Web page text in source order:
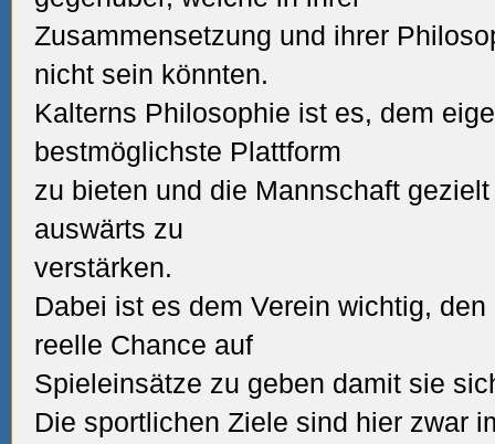
Zusammensetzung und ihrer
nicht sein könnten.
Kalterns Philosophie ist es, dem
bestmöglichste Plattform
zu bieten und die Mannschaft
auswärts zu
verstärken.
Dabei ist es dem Verein wichtig,
reelle Chance auf
Spieleinsätze zu geben damit sie
Die sportlichen Ziele sind hier zwar